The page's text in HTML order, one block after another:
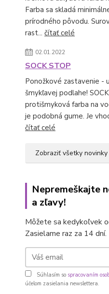
Farba sa skladá
prírodného pôvodu.
rast... čítať celé
02.01.2022
SOCK STOP
Ponožkové zastavenie -
šmykľavej podlahe!
protišmyková farba na
je podobná gume. Je
čítať celé
Zobraziť všetky novinky
Nepremeškajte
a zľavy!
Môžete sa kedykoľvek
Zasielame raz za 14 dní.
Súhlasím so spracovaním
účelom zasielania newslettera.